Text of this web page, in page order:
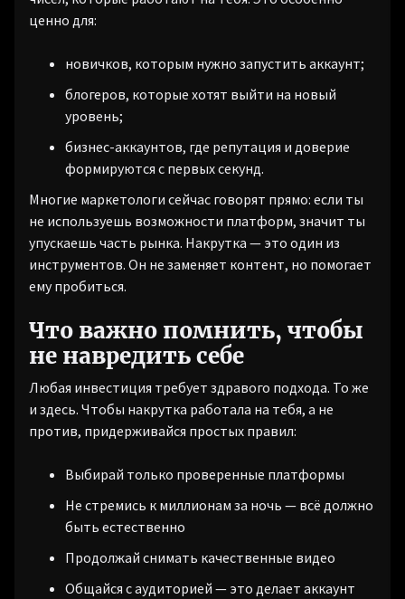
ценно для:
новичков, которым нужно запустить аккаунт;
блогеров, которые хотят выйти на новый
уровень;
бизнес-аккаунтов, где репутация и доверие
формируются с первых секунд.
Многие маркетологи сейчас говорят прямо: если ты
не используешь возможности платформ, значит ты
упускаешь часть рынка. Накрутка — это один из
инструментов. Он не заменяет контент, но помогает
ему пробиться.
Что важно помнить, чтобы
не навредить себе
Любая инвестиция требует здравого подхода. То же
и здесь. Чтобы накрутка работала на тебя, а не
против, придерживайся простых правил:
Выбирай только проверенные платформы
Не стремись к миллионам за ночь — всё должно
быть естественно
Продолжай снимать качественные видео
Общайся с аудиторией — это делает аккаунт